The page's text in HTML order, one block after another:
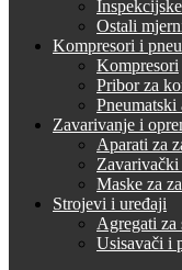
Ostali
Kompresori i
Kompresori
Pribor za
Pneumatski
Zavarivanje i
Aparati za
Maske za
Strojevi i uređaji
Agregati za
Usisavači i